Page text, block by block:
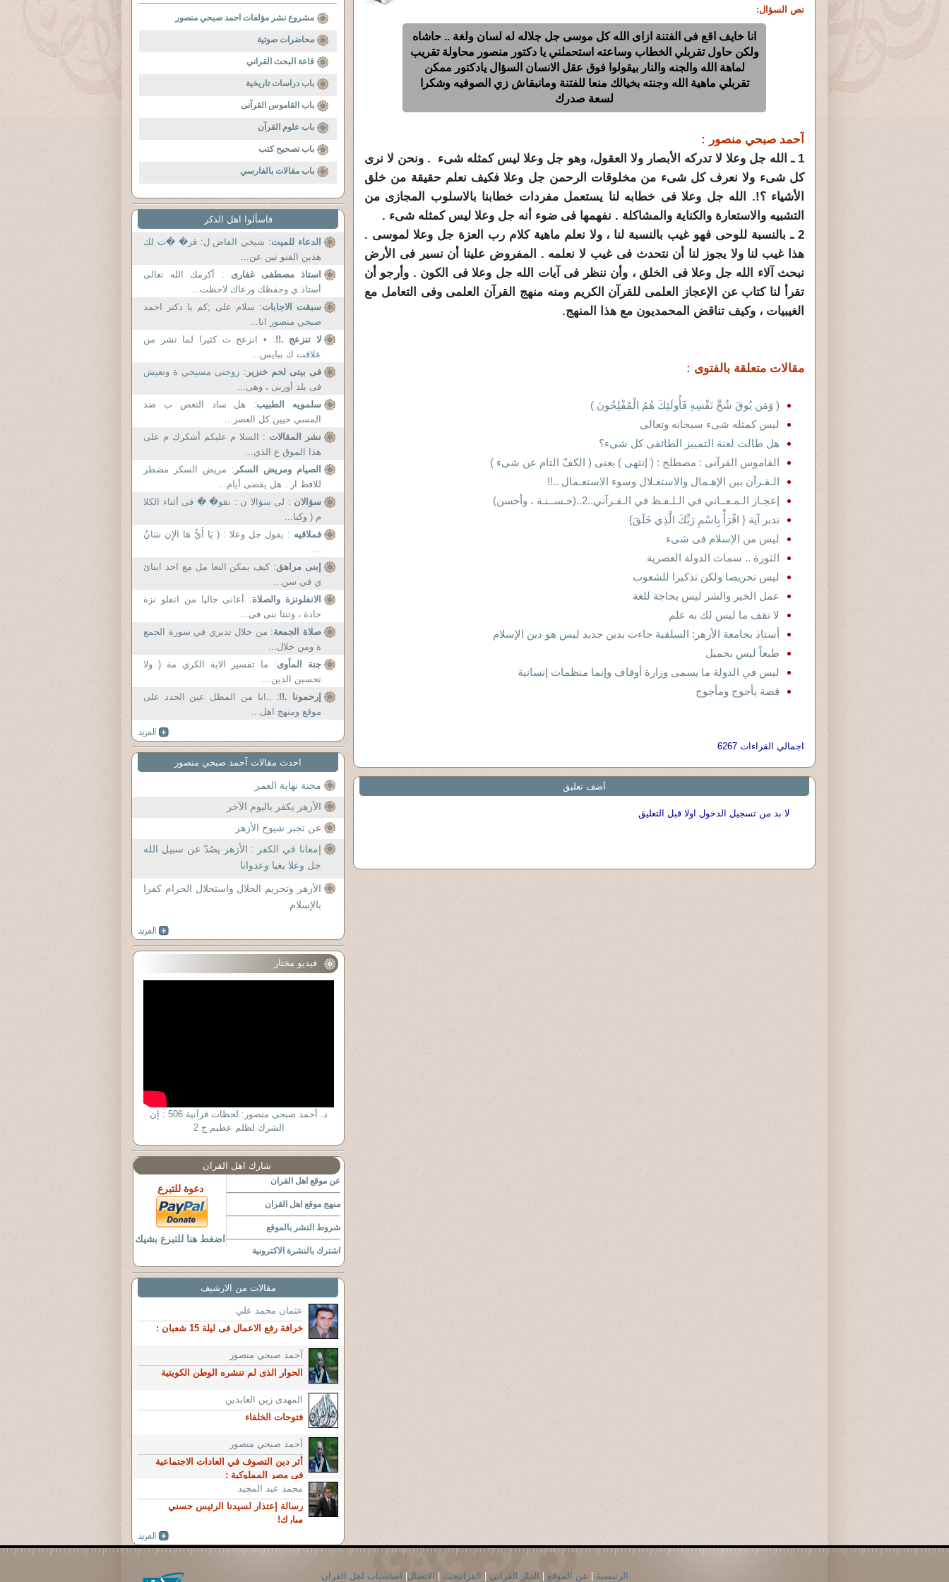
نص السؤال:
انا خايف اقع فى الفتنة ازاى الله كل موسى جل جلاله له لسان ولغة .. حاشاه
ولكن حاول تقربلي الخطاب وساعته استحملني يا دكتور منصور محاولة تقريب
لماهة الله والجنه والنار بيقولوا فوق عقل الانسان السؤال يادكتور ممكن
تقربلي ماهية الله وجنته بخيالك منعا للفتنة ومانبقاش زي الصوفيه وشكرا
لسعة صدرك
آحمد صبحي منصور :
1 ـ الله جل وعلا لا تدركه الأبصار ولا العقول، وهو جل وعلا ليس كمثله شىء . ونحن لا نرى
كل شىء ولا نعرف كل شىء من مخلوقات الرحمن جل وعلا فكيف نعلم حقيقة من خلق
الأشياء ؟!. الله جل وعلا فى خطابه لنا يستعمل مفردات خطابنا بالاسلوب المجازى من
التشبيه والاستعارة والكناية والمشاكلة . نفهمها فى ضوء أنه جل وعلا ليس كمثله شىء .
2 ـ بالنسبة للوحى فهو غيب بالنسبة لنا ، ولا نعلم ماهية كلام رب العزة جل وعلا لموسى .
هذا غيب لنا ولا يجوز لنا أن نتحدث فى غيب لا نعلمه . المفروض علينا أن نسير فى الأرض
نبحث آلاء الله جل وعلا فى الخلق ، وأن ننظر فى آيات الله جل وعلا فى الكون . وأرجو أن
تقرأ لنا كتاب عن الإعجاز العلمى للقرآن الكريم ومنه منهج القرآن العلمى وفى التعامل مع
الغيبيات ، وكيف تناقض المحمديون مع هذا المنهج.
مقالات متعلقة بالفتوى :
( وَمَن يُوقَ شُحَّ نَفْسِهِ فَأُولَئِكَ هُمُ الْمُفْلِحُونَ )
ليس كمثله شىء سبحانه وتعالى
هل طالت لعنة التمييز الطائفى كل شىء؟
القاموس القرآنى : مصطلح : ( إنتهى ) يعنى ( الكفّ التام عن شىء )
الـقـرآن بين الإهـمال والاستغـلال وسوء الاستعـمال ..!!
إعجـاز الـمـعــاني في الـلـفـظ في الـقـرآني..2..(حـســنـة ، وأحسن)
تدبر آية { اقْرَأْ بِاسْمِ رَبِّكَ الَّذِي خَلَقَ}
ليس من الإسلام فى شىء
الثورة .. سمات الدولة العصرية
ليس تحريضا ولكن تذكيرا للشعوب
عمل الخير والشر ليس بحاجة للغة
لا تقف ما ليس لك به علم
أستاذ بجامعة الأزهر: السلفية جاءت بدين جديد ليس هو دين الإسلام
طبعاً ليس بجميل
ليس في الدولة ما يسمى وزارة أوقاف وإنما منظمات إنسانية
قصة يأجوج ومأجوج
اجمالي القراءات 6267
أضف تعليق
لا بد من تسجيل الدخول اولا قبل التعليق
مشروع نشر مؤلفات احمد صبحي منصور
محاضرات صوتية
قاعة البحث القراني
باب دراسات تاريخية
باب القاموس القرآنى
باب علوم القرآن
باب تصحيح كتب
باب مقالات بالفارسي
فاسألوا اهل الذكر
الدعاء للميت: شيخي الفاض ل: قر� �ت لك
هذين الفتو تين عن...
استاذ مصطفى غفارى : أكرمك الله تعالى
أستاذ ي وحفظك ورعاك لاحظت...
سبقت الاجابات: سلام علی ;کم یا دکتر احمد
صبحي منصور انا...
لا تنزعج .!!: • انزعج ت كثيرا لما نشر من
علاقت ك ببايس...
فى بيتى لحم خنزير : زوجتى مسيحي ة ونعيش
فى بلد أوربى ، وهى...
سلمويه الطبيب: هل ساد التعص ب ضد
المسي حيين كل العصر...
نشر المقالات : السلا م عليكم أشكرك م على
هذا الموق ع الذي...
الصيام ومريض السكر : مريض السكر مضطر
للافط ار . هل يقضى أيام...
سؤالان : لى سؤالا ن : نقو� � فى أثناء الكلا
م ( وكنا...
فملاقيه : يقول جل وعلا : ( يَا أَيُّ هَا الإِن سَانُ
...
إبنى مراهق: كيف يمكن التعا مل مع احد ابنائ
ي في سن...
الانفلونزة والصلاة: أعانى حاليا من انفلو نزة
حادة ، وتنتا بنى فى...
صلاة الجمعة: من خلال تدبري في سورة الجمع
ة ومن خلال...
جنة المأوى: ما تفسير الاية الكري مة ( ولا
تحسبن الذين...
إرحمونا .!!: ..انا من المطل عين الجدد على
موقع ومنهج اهل...
احدث مقالات آحمد صبحي منصور
محنة نهاية العمر
الأزهر يكفر باليوم الآخر
عن تجبر شيوخ الأزهر
إمعانا في الكفر : الأزهر يصُدّ عن سبيل الله
جل وعلا بغيا وعدوانا
الأزهر وتحريم الحلال واستحلال الحرام كفرا
بالإسلام
فيديو مختار
د. أحمد صبحى منصور: لحظات قرآنية 506 : إن
الشرك لظلم عظيم ج 2
شارك اهل القران
عن موقع اهل القران
منهج موقع اهل القران
شروط النشر بالموقع
اشترك بالنشرة الاكترونية
دعوة للتبرع
اضغط هنا للتبرع بشيك
مقالات من الارشيف
عثمان محمد علي
خرافة رفع الاعمال فى ليلة 15 شعبان :
آحمد صبحي منصور
الحوار الذى لم تنشره الوطن الكويتية
المهدى زين العابدين
فتوحات الخلفاء
آحمد صبحي منصور
أثر دين التصوف في العادات الاجتماعية
فى مصر المملوكية :
محمد عبد المجيد
رسالة إعتذار لسيدنا الرئيس حسني
مبارك!
الرئيسية عن الموقع التيار القراني القرانبحث الاتصال اساسيات اهل القران